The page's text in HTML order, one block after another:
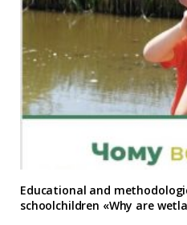
Educational and
schoolchildren «Why are